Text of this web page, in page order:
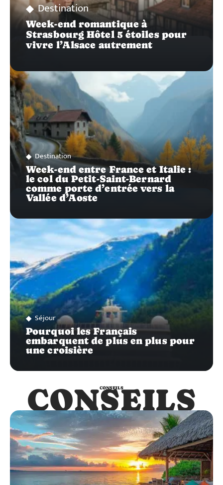
Destination
Week-end romantique à
Strasbourg Hôtel 5 étoiles pour
vivre l’Alsace autrement
Destination
Week-end entre France et Italie :
le col du Petit-Saint-Bernard
comme porte d’entrée vers la
Vallée d’Aoste
Séjour
Pourquoi les Français
embarquent de plus en plus pour
une croisière
CONSEILS
CONSEILS